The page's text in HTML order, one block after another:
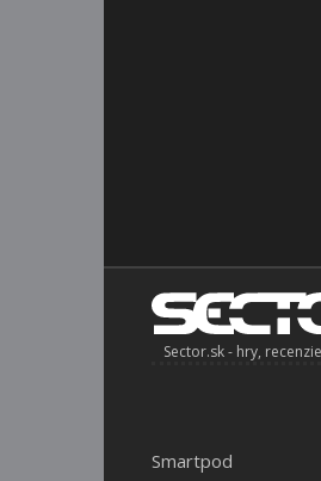
Sector.sk - hry,
Smartpod